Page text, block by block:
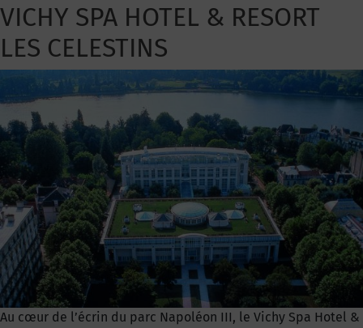
VICHY SPA HOTEL & RESORT
LES CELESTINS
Au cœur de l’écrin du parc Napoléon III, le Vichy Spa Hotel &